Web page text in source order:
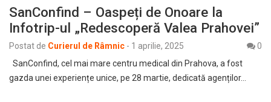
SanConfind – Oaspeți de Onoare la
Infotrip-ul „Redescoperă Valea Prahovei”
Postat de Curierul de Râmnic - 1 aprilie, 2025
0
SanConfind, cel mai mare centru medical din Prahova, a fost
gazda unei experiențe unice, pe 28 martie, dedicată agenților…